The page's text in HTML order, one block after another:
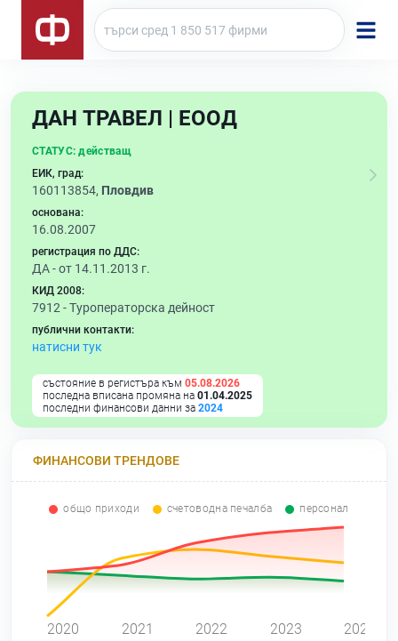
ДАН ТРАВЕЛ | ЕООД
СТАТУС: действащ
ЕИК, град:
160113854, Пловдив
основана:
16.08.2007
регистрация по ДДС:
ДА - от 14.11.2013 г.
КИД 2008:
7912 -Туроператорска дейност
публични контакти:
натисни тук
състояние в регистъра към 05.08.2026
последна вписана промяна на 01.04.2025
последни финансови данни за 2024
ФИНАНСОВИ ТРЕНДОВЕ
общо приходи счетоводна печалба персонал
2020 2021 2022 2023 2024